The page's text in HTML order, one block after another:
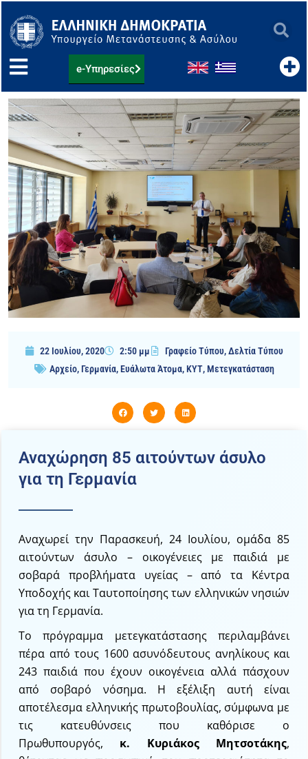
στο
περιεχόμενο
e-Υπηρεσίες
22 Ιουλίου, 2020 2:50 μμ Γραφείο Τύπου,Δελτία Τύπου
Αρχείο, Γερμανία,Ευάλωτα Άτομα,ΚΥΤ,Μετεγκατάσταση
Αναχώρηση 85 αιτούντων άσυλο
για τη Γερμανία
Αναχωρεί την Παρασκευή, 24 Ιουλίου, ομάδα 85
αιτούντων άσυλο – οικογένειες με παιδιά με
σοβαρά προβλήματα υγείας – από τα Κέντρα
Υποδοχής και Ταυτοποίησης των ελληνικών νησιών
για τη Γερμανία.
Το πρόγραμμα μετεγκατάστασης περιλαμβάνει
πέρα από τους 1600 ασυνόδευτους ανηλίκους και
243 παιδιά που έχουν οικογένεια αλλά πάσχουν
από σοβαρό νόσημα. Η εξέλιξη αυτή είναι
αποτέλεσμα ελληνικής πρωτοβουλίας, σύμφωνα με
τις κατευθύνσεις που καθόρισε ο
Πρωθυπουργός, κ. Κυριάκος Μητσοτάκης,